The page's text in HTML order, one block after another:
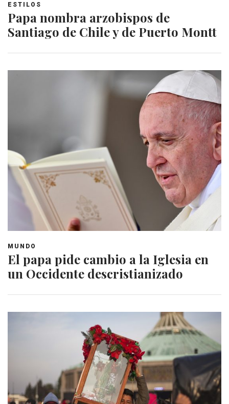
ESTILOS
Papa nombra arzobispos de
Santiago de Chile y de Puerto Montt
MUNDO
El papa pide cambio a la Iglesia en
un Occidente descristianizado